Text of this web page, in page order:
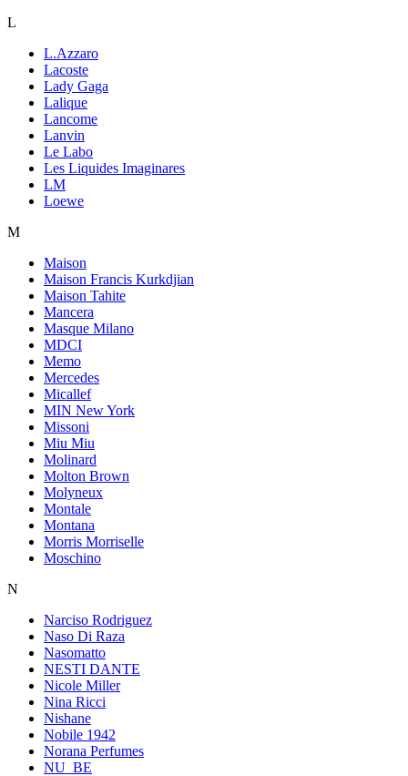
L
L.Azzaro
Lacoste
Lady Gaga
Lalique
Lancome
Lanvin
Le Labo
Les Liquides Imaginares
LM
Loewe
M
Maison
Maison Francis Kurkdjian
Maison Tahite
Mancera
Masque Milano
MDCI
Memo
Mercedes
Micallef
MIN New York
Missoni
Miu Miu
Molinard
Molton Brown
Molyneux
Montale
Montana
Morris Morriselle
Moschino
N
Narciso Rodriguez
Naso Di Raza
Nasomatto
NESTI DANTE
Nicole Miller
Nina Ricci
Nishane
Nobile 1942
Norana Perfumes
NU_BE